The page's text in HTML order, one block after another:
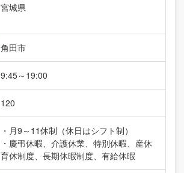
宮城県
角田市
9:45～19:00
120
・月9～11休制（休日はシフト制）
・慶弔休暇、介護休業、特別休暇、産休
育休制度、長期休暇制度、有給休暇